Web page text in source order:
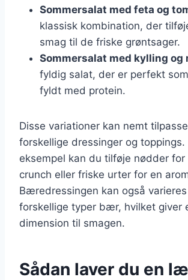
Sommersalat med feta og
klassisk kombination, der
smag til de friske grøntsager.
Sommersalat med kylling og
fyldig salat, der er perfekt
fyldt med protein.
Disse variationer kan nemt
forskellige dressinger og toppings.
eksempel kan du tilføje nødder for
crunch eller friske urter for en
Bæredressingen kan også
forskellige typer bær, hvilket giver
dimension til smagen.
Sådan laver du en